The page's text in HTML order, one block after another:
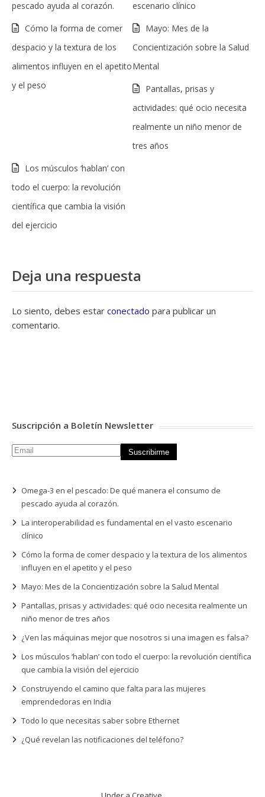
pescado ayuda al corazón.
escenario clínico
Cómo la forma de comer
despacio y la textura de los
alimentos influyen en el apetito
y el peso
Mayo: Mes de la
Concientización sobre la Salud
Mental
Pantallas, prisas y
actividades: qué ocio necesita
realmente un niño menor de
tres años
Los músculos ‘hablan’ con
todo el cuerpo: la revolución
científica que cambia la visión
del ejercicio
Deja una respuesta
Lo siento, debes estar conectado para publicar un
comentario.
Suscripción a Boletín Newsletter
Omega-3 en el pescado: De qué manera el consumo de
pescado ayuda al corazón.
La interoperabilidad es fundamental en el vasto escenario
clínico
Cómo la forma de comer despacio y la textura de los alimentos
influyen en el apetito y el peso
Mayo: Mes de la Concientización sobre la Salud Mental
Pantallas, prisas y actividades: qué ocio necesita realmente un
niño menor de tres años
¿Ven las máquinas mejor que nosotros si una imagen es falsa?
Los músculos ‘hablan’ con todo el cuerpo: la revolución científica
que cambia la visión del ejercicio
Construyendo el camino que falta para las mujeres
emprendedoras en India
Todo lo que necesitas saber sobre Ethernet
¿Qué revelan las notificaciones del teléfono?